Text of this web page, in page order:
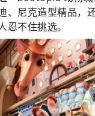
、尼克造型精品，
忍不住挑选。